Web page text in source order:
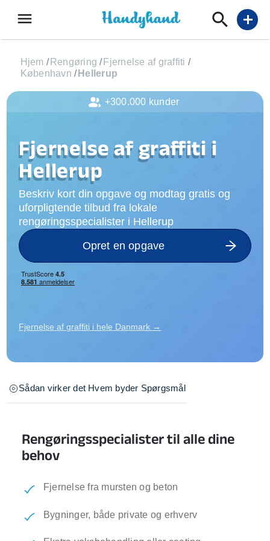
menu add
Hjem / Rengøring / Fjernelse af graffiti /
København / Hellerup
Fjernelse af graffiti i
Hellerup
Beskriv kort din opgave og modtag gratis og
uforpligtende tilbud fra lokale
rengøringsspecialister i Hellerup
Opret en opgave
Fjernelse af graffiti i hele Danmark →
Sådan virker det Hvem byder Spørgsmål
Rengøringsspecialister til alle dine
behov
Fjernelse fra mursten og beton
Bygninger, både private og erhverv
+300.000 kunder